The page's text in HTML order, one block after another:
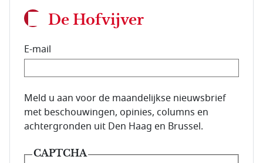
De Hofvijver
E-mail
E-mailadres van de abonnee.
Meld u aan voor de maandelijkse nieuwsbrief
met beschouwingen, opinies, columns en
achtergronden uit Den Haag en Brussel.
CAPTCHA